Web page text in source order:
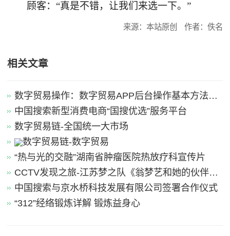
顾客：“真是不错，让我们来选一下。”
来源：本站原创 作者：佚名
相关文章
数字贸易操作：数字贸易APP后台操作基本方法引
导
中国搜索新型消费电商“国搜优选”服务平台
数字贸易链-全国统一大市场
数字贸易链-数字贸易
“热与光的交融”湖南省肿瘤医院热放疗科宣传片
CCTV发现之旅-江苏梦之队《翁梦艺和她的伙伴
们》
中国搜索与京水桥科技发展有限公司签署合作仪式
“312”经络锻炼详解 锻炼益身心